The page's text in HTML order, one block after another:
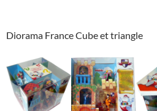
Diorama France Cube et triangle